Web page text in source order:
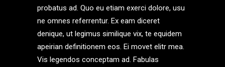
probatus ad. Quo eu etiam exerci dolore, usu
ne omnes referrentur. Ex eam diceret
denique, ut legimus similique vix, te equidem
apeirian definitionem eos. Ei movet elitr mea.
Vis legendos conceptam ad. Fabulas